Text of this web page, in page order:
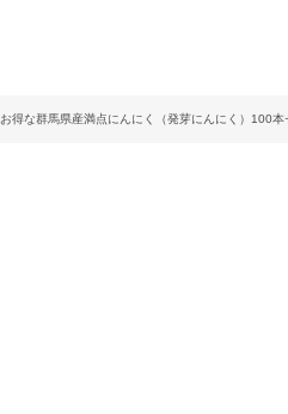
お得な群馬県産満点にんにく（発芽にんにく）100本